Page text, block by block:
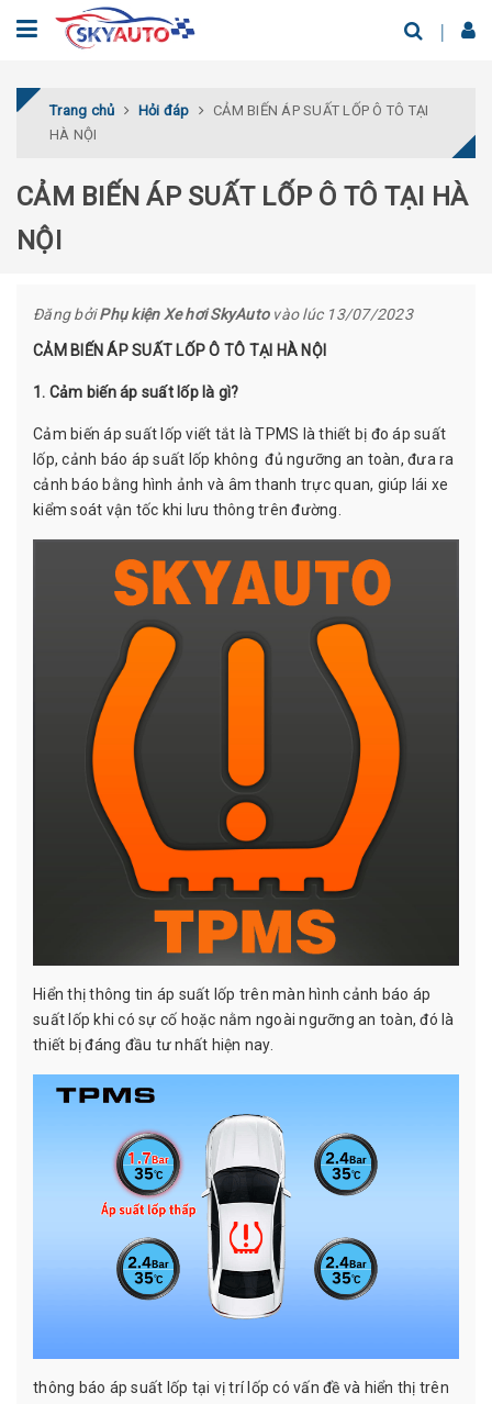
Trang chủ Hỏi đáp
CẢM BIẾN ÁP SUẤT LỐP Ô TÔ TẠI
HÀ NỘI
CẢM BIẾN ÁP SUẤT LỐP Ô TÔ TẠI HÀ
NỘI
Đăng bởiPhụ kiện Xe hơi SkyAutovào lúc 13/07/2023
CẢM BIẾN ÁP SUẤT LỐP Ô TÔ TẠI HÀ NỘI
1. Cảm biến áp suất lốp là gì?
Cảm biến áp suất lốp viết tắt là TPMS là thiết bị đo áp suất
lốp, cảnh báo áp suất lốp không đủ ngưỡng an toàn, đưa ra
cảnh báo bằng hình ảnh và âm thanh trực quan, giúp lái xe
kiểm soát vận tốc khi lưu thông trên đường.
Hiển thị thông tin áp suất lốp trên màn hình cảnh báo áp
suất lốp khi có sự cố hoặc nằm ngoài ngưỡng an toàn, đó là
thiết bị đáng đầu tư nhất hiện nay.
thông báo áp suất lốp tại vị trí lốp có vấn đề và hiển thị trên